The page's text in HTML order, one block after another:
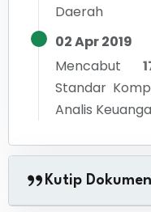
Daerah
02 Apr 2019
Mencabut
Standar
Analis
Kutip